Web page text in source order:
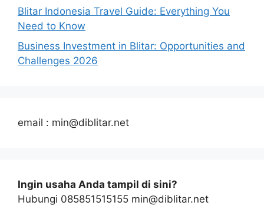
Blitar Indonesia Travel Guide: Everything You
Need to Know
Business Investment in Blitar: Opportunities and
Challenges 2026
email : min@diblitar.net
Ingin usaha Anda tampil di sini?
Hubungi 085851515155 min@diblitar.net